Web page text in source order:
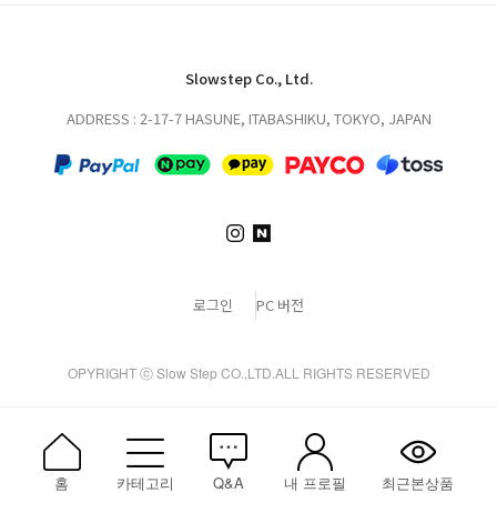
홈 카테고리 Q&A 내 프로필 최근본상품
Slowstep Co., Ltd.
ADDRESS : 2-17-7 HASUNE, ITABASHIKU, TOKYO, JAPAN
로그인 PC 버전
OPYRIGHT ⓒ Slow Step CO.,LTD.ALL RIGHTS RESERVED